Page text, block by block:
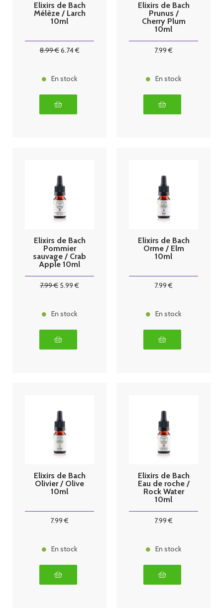
Elixirs de Bach
Mélèze / Larch
10ml
8.99€6.74€
En stock
Elixirs de Bach
Prunus /
Cherry Plum
10ml
7.99 €
En stock
Elixirs de Bach
Pommier
sauvage / Crab
Apple 10ml
7.99€ 5.99 €
En stock
Elixirs de Bach
Orme / Elm
10ml
7.99 €
En stock
Elixirs de Bach
Olivier / Olive
10ml
7.99 €
En stock
Elixirs de Bach
Eau de roche /
Rock Water
10ml
7.99 €
En stock